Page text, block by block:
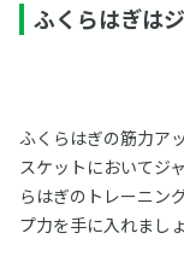
ふくらはぎは
ふくらはぎの筋力ア
スケットにおいてジ
らはぎのトレーニン
プ力を手に入れましょ